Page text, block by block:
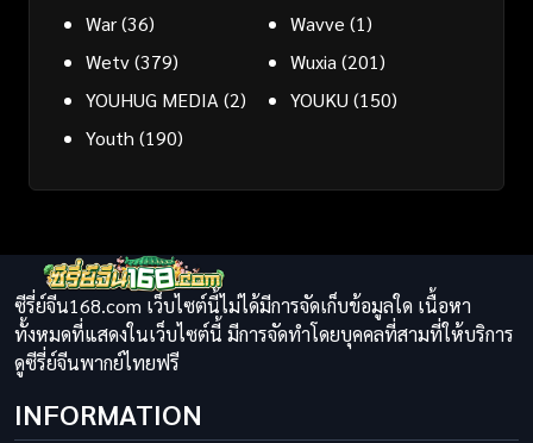
War(36) Wavve (1)
Wetv(379) Wuxia(201)
YOUHUG MEDIA(2) YOUKU (150)
Youth (190)
ซีรี่ย์จีน168.com เว็บไซต์นี้ไม่ได้มีการจัดเก็บข้อมูลใด เนื้อหา
ทั้งหมดที่แสดงในเว็บไซต์นี้ มีการจัดทำโดยบุคคลที่สามที่ให้บริการ
ดูซีรี่ย์จีนพากย์ไทยฟรี
INFORMATION